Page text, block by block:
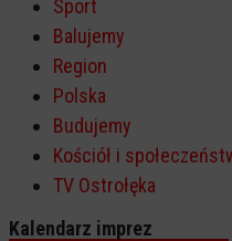
Sport
Balujemy
Region
Polska
Budujemy
Kościół i
TV Ostrołęka
Kalendarz imprez